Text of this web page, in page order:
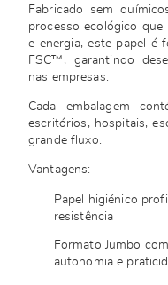
Fabricado sem
processo ecológico
e energia, este papel é
FSC™, garantindo
nas empresas.
Cada embalagem
escritórios, hospitais,
grande fluxo.
Vantagens:
Papel higiénico
resistência
Formato Jumbo
autonomia e